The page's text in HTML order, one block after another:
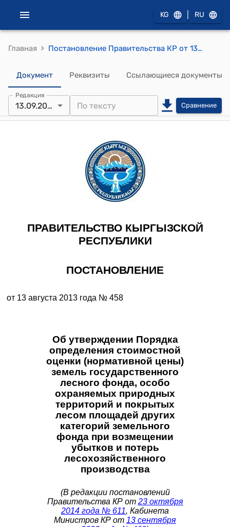
KG RU
Главная › Постановление Правительства КР от 13 августа 2013 года № 458 "Об утверждении Порядка определения стоимостной оценки (нормативной цены) лесных земель при возмещении убытков и потерь лесохозяйственного производства в случаях использования участков лесного фонда в целях, не связанных с ведением" лесного хозяйства"
Документ Реквизиты Ссылающиеся документы
Редакция
13.09.2023 Сравнение